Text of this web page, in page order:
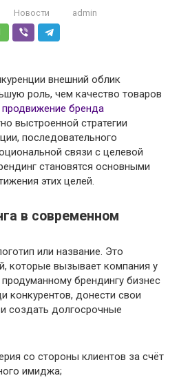
Новости admin
внешний облик
роль, чем качество товаров
продвижение бренда
выстроенной стратегии
последовательного
связи с целевой
становятся основными
этих целей.
в современном
или название. Это
которые вызывает компания у
брендингу бизнес
конкурентов, донести свои
создать долгосрочные
со стороны клиентов за счёт
имиджа;